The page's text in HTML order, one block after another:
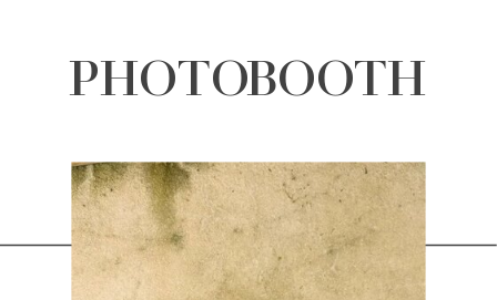
PHOTOBOOTH